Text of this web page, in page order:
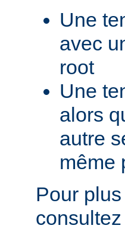
Une
avec
root
Une
alors
autre
même
Pour